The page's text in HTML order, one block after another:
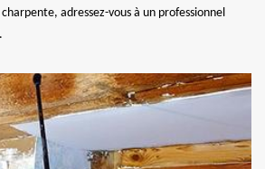
adressez-vous à un professionnel